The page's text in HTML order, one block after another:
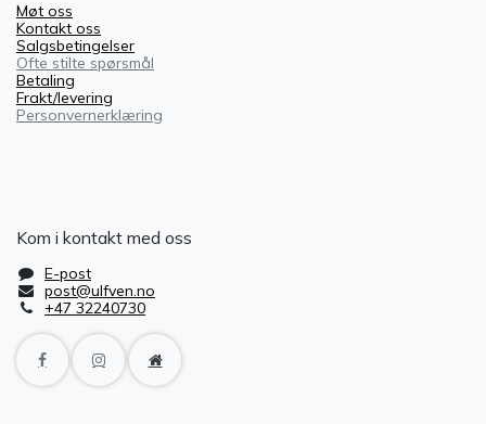
Møt oss
Kontakt oss
Salgsbetingelser
Ofte stilte spørsmål
Betaling
Frakt/levering
Personvernerklæring
Kom i kontakt med oss
E-post
post@ulfven.no
+47 32240730